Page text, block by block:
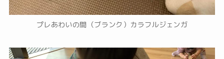
プレあわいの間（ブランク）カラフルジェンガ